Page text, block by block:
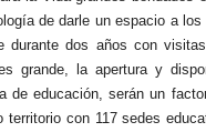
de darle un espacio a
dos años con
grande, la apertura y
educación, serán un
con 117 sedes